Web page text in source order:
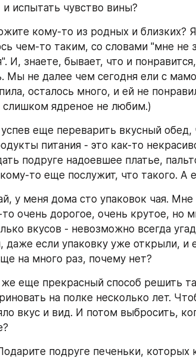
и испытать чувство вины?
кому-то из родных и близких?
чем-то таким, со словами "мне не
И, знаете, бывает, что и
Мы не далее чем сегодня ели с
осталось много, и ей не
слишком ядреное не любим.)
еще переварить вкусный обед,
питания - это как-то
подруге надоевшее платье,
то еще послужит, что такого. А
у меня дома сто упаковок чая. Мне
то очень дорогое, очень крутое, но
вкусов - невозможно всегда
если упаковку уже открыли, и
на много раз, почему нет?
еще прекрасный способ решить
на полке несколько лет.
вкус и вид. И потом выбросить,
подруге печеньки, которых